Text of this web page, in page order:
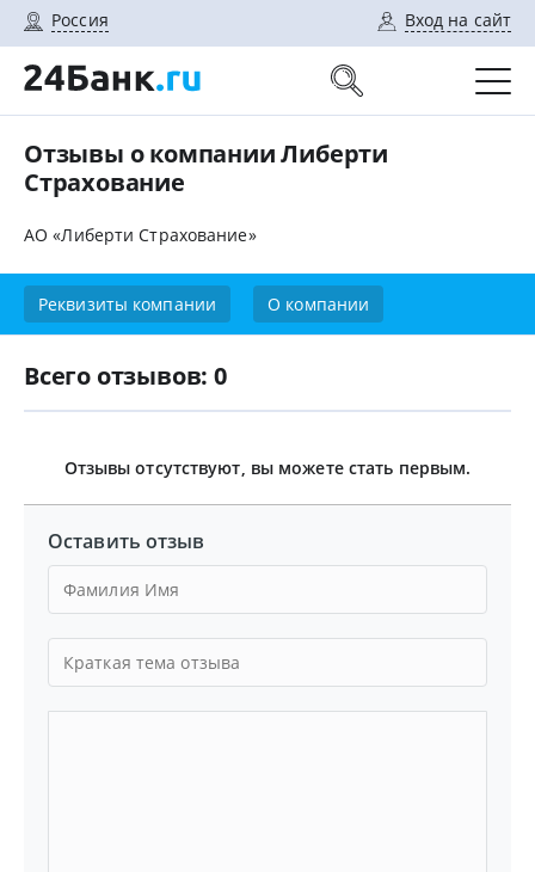
Россия Вход на сайт
Отзывы о компании Либерти
Страхование
АО «Либерти Страхование»
Реквизиты компании О компании
Всего отзывов: 0
Отзывы отсутствуют, вы можете стать первым.
Оставить отзыв